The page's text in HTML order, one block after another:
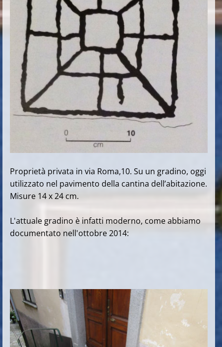
Proprietà privata in via Roma,10. Su un gradino, oggi
utilizzato nel pavimento della cantina dell’abitazione.
Misure 14 x 24 cm.
L'attuale gradino è infatti moderno, come abbiamo
documentato nell'ottobre 2014: